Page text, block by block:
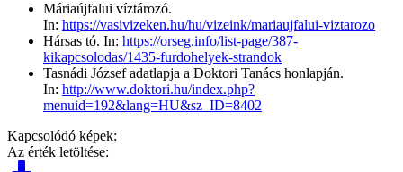
Máriaújfalui víztározó.
In: https://vasivizeken.hu/hu/vizeink/mariaujfalui-viztarozo
Hársas tó. In: https://orseg.info/list-page/387-
kikapcsolodas/1435-furdohelyek-strandok
Tasnádi József adatlapja a Doktori Tanács honlapján.
In: http://www.doktori.hu/index.php?
menuid=192&lang=HU&sz_ID=8402
Kapcsolódó képek:
Az érték letöltése: